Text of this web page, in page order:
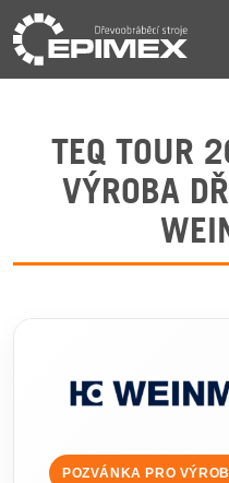
TEQ TOUR
VÝROBA
POZVÁNKA PRO